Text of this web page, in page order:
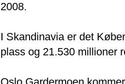
2008.
I Skandinavia er det
plass og 21.530 millioner